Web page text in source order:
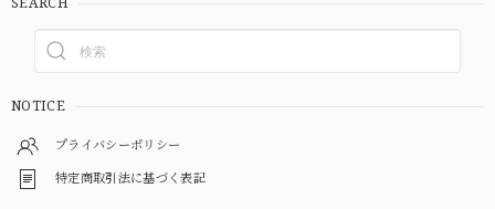
NOTICE
プライバシーポリシー
特定商取引法に基づく表記